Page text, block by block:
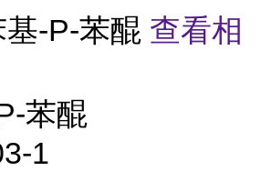
基-P-苯醌 查看相
苯醌
1